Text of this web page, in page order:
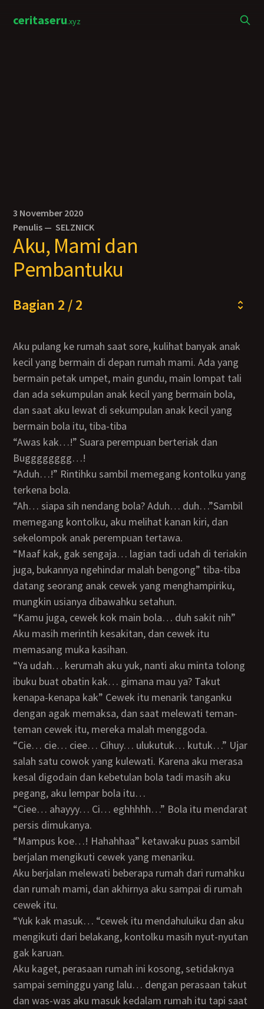
ceritaseru.xyz
3 November 2020
Penulis —SELZNICK
Aku, Mami dan
Pembantuku
Bagian 2 / 2
Aku pulang ke rumah saat sore, kulihat banyak anak
kecil yang bermain di depan rumah mami. Ada yang
bermain petak umpet, main gundu, main lompat tali
dan ada sekumpulan anak kecil yang bermain bola,
dan saat aku lewat di sekumpulan anak kecil yang
bermain bola itu, tiba-tiba
“Awas kak…!” Suara perempuan berteriak dan
Bugggggggg…!
“Aduh…!” Rintihku sambil memegang kontolku yang
terkena bola.
“Ah… siapa sih nendang bola? Aduh… duh…”Sambil
memegang kontolku, aku melihat kanan kiri, dan
sekelompok anak perempuan tertawa.
“Maaf kak, gak sengaja… lagian tadi udah di teriakin
juga, bukannya ngehindar malah bengong” tiba-tiba
datang seorang anak cewek yang menghampiriku,
mungkin usianya dibawahku setahun.
“Kamu juga, cewek kok main bola… duh sakit nih”
Aku masih merintih kesakitan, dan cewek itu
memasang muka kasihan.
“Ya udah… kerumah aku yuk, nanti aku minta tolong
ibuku buat obatin kak… gimana mau ya? Takut
kenapa-kenapa kak” Cewek itu menarik tanganku
dengan agak memaksa, dan saat melewati teman-
teman cewek itu, mereka malah menggoda.
“Cie… cie… ciee… Cihuy… ulukutuk… kutuk…” Ujar
salah satu cowok yang kulewati. Karena aku merasa
kesal digodain dan kebetulan bola tadi masih aku
pegang, aku lempar bola itu…
“Ciee… ahayyy… Ci… eghhhhh…” Bola itu mendarat
persis dimukanya.
“Mampus koe…! Hahahhaa” ketawaku puas sambil
berjalan mengikuti cewek yang menariku.
Aku berjalan melewati beberapa rumah dari rumahku
dan rumah mami, dan akhirnya aku sampai di rumah
cewek itu.
“Yuk kak masuk… “cewek itu mendahuluiku dan aku
mengikuti dari belakang, kontolku masih nyut-nyutan
gak karuan.
Aku kaget, perasaan rumah ini kosong, setidaknya
sampai seminggu yang lalu… dengan perasaan takut
dan was-was aku masuk kedalam rumah itu tapi saat